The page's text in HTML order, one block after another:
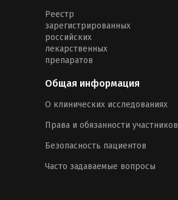
Реестр
зарегистрированных
российских
лекарственных
препаратов
Общая информация
О клинических исследованиях
Права и обязанности участников
Безопасность пациентов
Часто задаваемые вопросы